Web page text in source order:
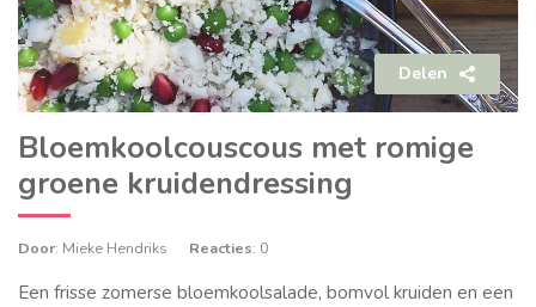
Delen
Bloemkoolcouscous met romige
groene kruidendressing
Door: Mieke Hendriks Reacties: 0
Een frisse zomerse bloemkoolsalade, bomvol kruiden en een